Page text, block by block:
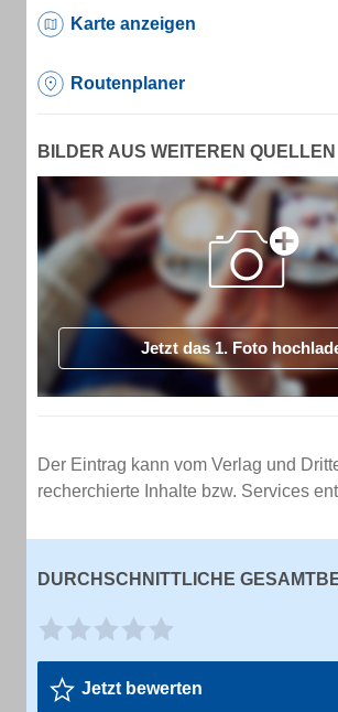
Karte anzeigen
Routenplaner
BILDER AUS WEITEREN QUELLEN
Jetzt das 1. Foto
Der Eintrag kann vom Verlag und
recherchierte Inhalte bzw. Services
DURCHSCHNITTLICHE
Jetzt bewerten